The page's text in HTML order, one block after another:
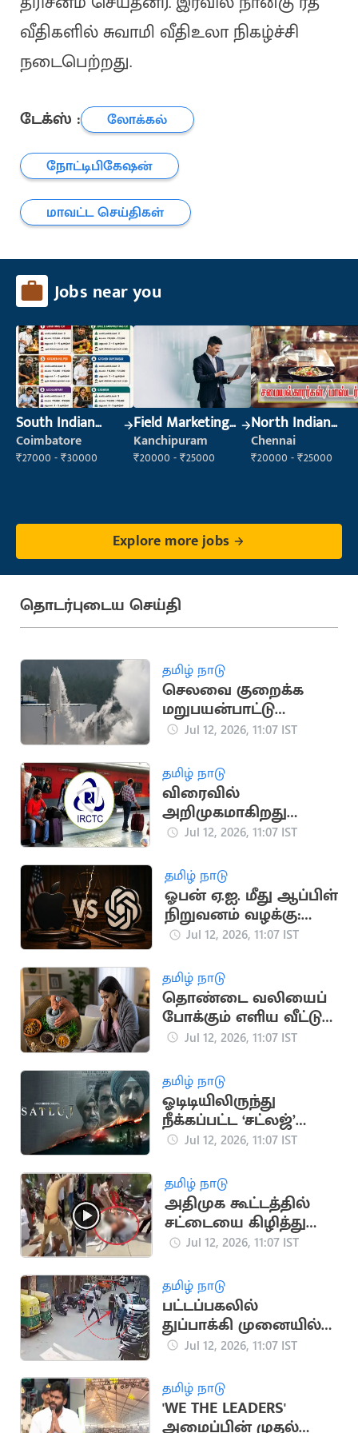
வீதிகளில் சுவாமி வீதிஉலா நிகழ்ச்சி
நடைபெற்றது.
டேக்ஸ் :
லோக்கல்
நோட்டிபிகேஷன்
மாவட்ட செய்திகள்
Jobs near you
South Indian
Cook
Coimbatore
₹27000 - ₹30000
Field Marketing
Executive
Kanchipuram
₹20000 - ₹25000
North Indian
Cook
Chennai
₹20000 - ₹25000
Explore more jobs
தொடர்புடைய செய்தி
தமிழ் நாடு
செலவை குறைக்க
மறுபயன்பாட்டு
ராக்கெட்டை
சோதித்தது ஜப்பான்
Jul 12, 2026, 11:07 IST
தமிழ் நாடு
விரைவில்
அறிமுகமாகிறது
மேம்படுத்தப்பட்ட புதிய
இணையதளம்
Jul 12, 2026, 11:07 IST
தமிழ் நாடு
ஓபன் ஏ.ஐ. மீது ஆப்பிள்
நிறுவனம் வழக்கு:
காரணம் என்ன?
Jul 12, 2026, 11:07 IST
தமிழ் நாடு
தொண்டை வலியைப்
போக்கும் எளிய வீட்டு
வைத்தியங்கள்
Jul 12, 2026, 11:07 IST
தமிழ் நாடு
ஓடிடியிலிருந்து
நீக்கப்பட்ட ‘சட்லஜ்’
திரைப்படம் சீக்கிய
திரையிடல்
Jul 12, 2026, 11:07 IST
தமிழ் நாடு
அதிமுக கூட்டத்தில்
சட்டையை கிழித்து
மோதல்.. பதறவைக்கும்
Jul 12, 2026, 11:07 IST
தமிழ் நாடு
பட்டப்பகலில்
துப்பாக்கி முனையில்
ரூ.17 லட்சம் வழிப்பறி
Jul 12, 2026, 11:07 IST
தமிழ் நாடு
'WE THE LEADERS'